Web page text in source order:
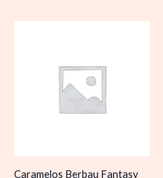
Caramelos Berbau Fantasy